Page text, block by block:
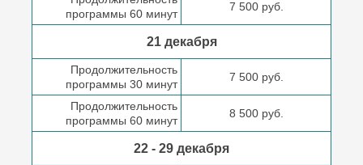
программы 60 минут
7 500 руб.
21 декабря
Продолжительность
программы 30 минут
7 500 руб.
Продолжительность
программы 60 минут
8 500 руб.
22 - 29 декабря